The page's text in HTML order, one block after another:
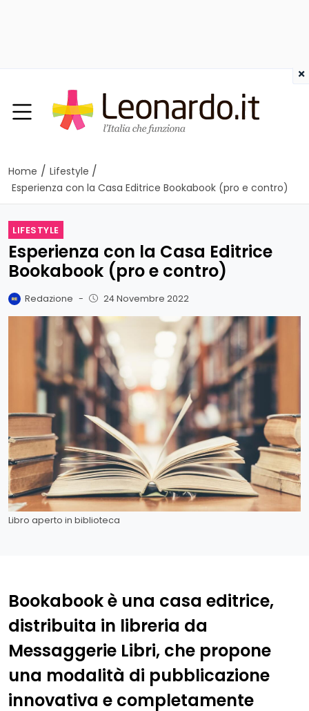
Home / Lifestyle /
Esperienza con la Casa Editrice Bookabook (pro e contro)
LIFESTYLE
Esperienza con la Casa Editrice
Bookabook (pro e contro)
Redazione - 24 Novembre 2022
Libro aperto in biblioteca
Bookabook è una casa editrice,
distribuita in libreria da
Messaggerie Libri, che propone
una modalità di pubblicazione
innovativa e completamente
×